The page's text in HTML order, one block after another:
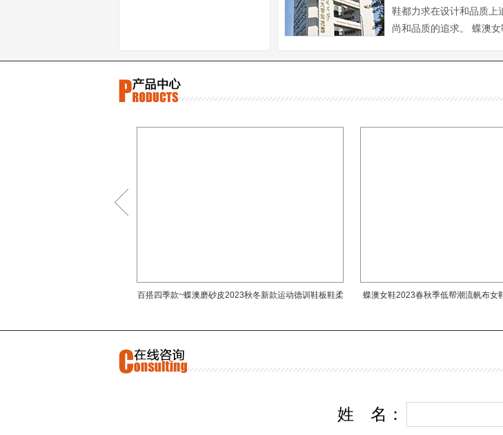
鞋都力求在设计和品质上
尚和品质的追求。 蝶澳
雅还是个性时尚，蝶澳女鞋都能够满足不同消费者
和魅力。 此外，蝶澳女鞋注重产品的品质和舒适
百搭四季款~蝶澳磨砂皮2023秋冬新款运动德训鞋板鞋柔 蝶澳女鞋2023春秋季低帮潮流帆布女
姓 名 ：